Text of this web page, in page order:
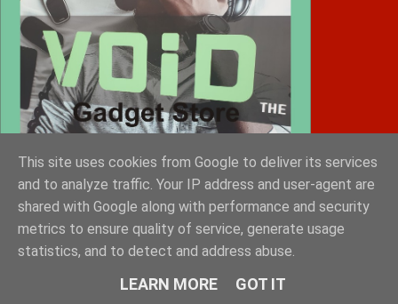
This site uses cookies from Google to deliver its services
and to analyze traffic. Your IP address and user-agent are
shared with Google along with performance and security
metrics to ensure quality of service, generate usage
statistics, and to detect and address abuse.
LEARN MORE GOT IT